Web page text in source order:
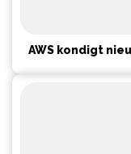
AWS kondigt